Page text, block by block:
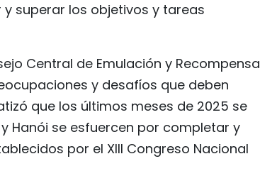
superar los objetivos y tareas
Central de Emulación y Recompensa
y desafíos que deben
que los últimos meses de 2025 se
Hanói se esfuercen por completar y
por el XIII Congreso Nacional